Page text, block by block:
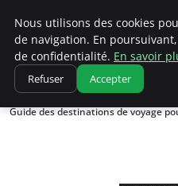
Correze Co
Accueil
Destinations de voyage
Guide des destinations de voyage
Nous utilisons des cookies
de navigation. En
de confidentialité. En savoir
Refuser Accepter